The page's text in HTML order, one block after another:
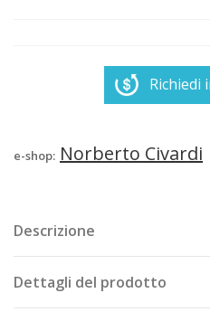
Richiedi
e-shop: Norberto Civardi
Descrizione
Dettagli del prodotto